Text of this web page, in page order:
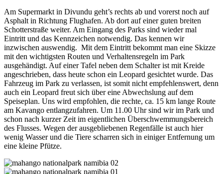
Am Supermarkt in Divundu geht’s rechts ab und vorerst noch auf
Asphalt in Richtung Flughafen. Ab dort auf einer guten breiten
Schotterstraße weiter. Am Eingang des Parks sind wieder mal
Eintritt und das Kennzeichen notwendig. Das kennen wir
inzwischen auswendig. Mit dem Eintritt bekommt man eine Skizze
mit den wichtigsten Routen und Verhaltensregeln im Park
ausgehändigt. Auf einer Tafel neben dem Schalter ist mit Kreide
angeschrieben, dass heute schon ein Leopard gesichtet wurde. Das
Fahrzeug im Park zu verlassen, ist somit nicht empfehlenswert, denn
auch ein Leopard freut sich über eine Abwechslung auf dem
Speiseplan. Uns wird empfohlen, die rechte, ca. 15 km lange Route
am Kavango entlangzufahren. Um 11.00 Uhr sind wir im Park und
schon nach kurzer Zeit im eigentlichen Überschwemmungsbereich
des Flusses. Wegen der ausgebliebenen Regenfälle ist auch hier
wenig Wasser und die Tiere scharren sich in einiger Entfernung um
eine kleine Pfütze.